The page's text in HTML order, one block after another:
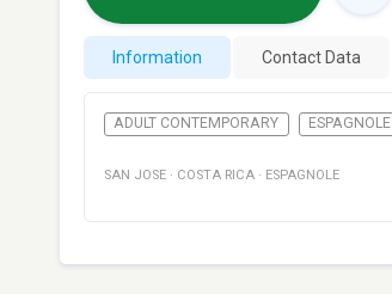
Information Contact Data
ADULT CONTEMPORARY ESPAGNOLE
SAN JOSE · COSTA RICA · ESPAGNOLE